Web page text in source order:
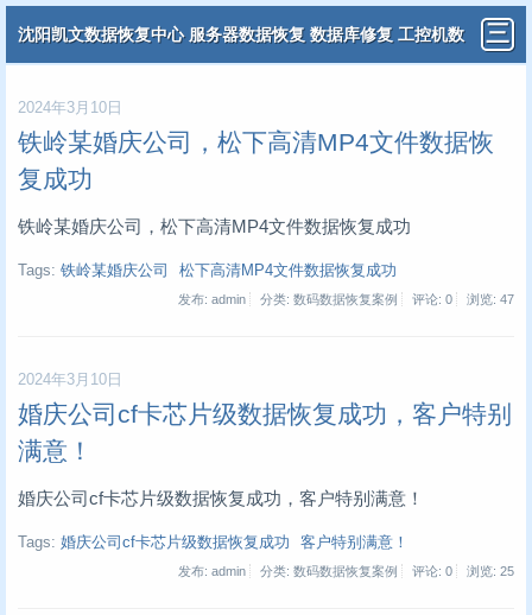
沈阳凯文数据恢复中心 服务器数据恢复 数据库修复 工控机数
据恢复 分布式虚拟机数据恢复
2024年3月10日
铁岭某婚庆公司，松下高清MP4文件数据恢
复成功
铁岭某婚庆公司，松下高清MP4文件数据恢复成功
Tags: 铁岭某婚庆公司 松下高清MP4文件数据恢复成功
发布: admin 分类: 数码数据恢复案例 评论: 0 浏览: 47
2024年3月10日
婚庆公司cf卡芯片级数据恢复成功，客户特别
满意！
婚庆公司cf卡芯片级数据恢复成功，客户特别满意！
Tags: 婚庆公司cf卡芯片级数据恢复成功 客户特别满意！
发布: admin 分类: 数码数据恢复案例 评论: 0 浏览: 25